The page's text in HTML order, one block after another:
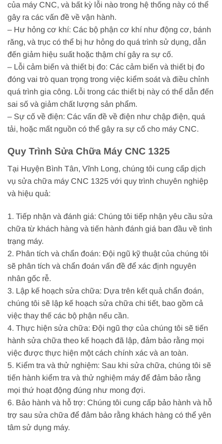
của máy CNC, và bất kỳ lỗi nào trong hệ thống này có thể
gây ra các vấn đề về vận hành.
– Hư hỏng cơ khí: Các bộ phận cơ khí như động cơ, bánh
răng, và trục có thể bị hư hỏng do quá trình sử dụng, dẫn
đến giảm hiệu suất hoặc thậm chí gây ra sự cố.
– Lỗi cảm biến và thiết bị đo: Các cảm biến và thiết bị đo
đóng vai trò quan trọng trong việc kiểm soát và điều chỉnh
quá trình gia công. Lỗi trong các thiết bị này có thể dẫn đến
sai số và giảm chất lượng sản phẩm.
– Sự cố về điện: Các vấn đề về điện như chập điện, quá
tải, hoặc mất nguồn có thể gây ra sự cố cho máy CNC.
Quy Trình Sửa Chữa Máy CNC 1325
Tại Huyện Bình Tân, Vĩnh Long, chúng tôi cung cấp dịch
vụ sửa chữa máy CNC 1325 với quy trình chuyên nghiệp
và hiệu quả:
1. Tiếp nhận và đánh giá: Chúng tôi tiếp nhận yêu cầu sửa
chữa từ khách hàng và tiến hành đánh giá ban đầu về tình
trạng máy.
2. Phân tích và chẩn đoán: Đội ngũ kỹ thuật của chúng tôi
sẽ phân tích và chẩn đoán vấn đề để xác định nguyên
nhân gốc rễ.
3. Lập kế hoạch sửa chữa: Dựa trên kết quả chẩn đoán,
chúng tôi sẽ lập kế hoạch sửa chữa chi tiết, bao gồm cả
việc thay thế các bộ phận nếu cần.
4. Thực hiện sửa chữa: Đội ngũ thợ của chúng tôi sẽ tiến
hành sửa chữa theo kế hoạch đã lập, đảm bảo rằng mọi
việc được thực hiện một cách chính xác và an toàn.
5. Kiểm tra và thử nghiệm: Sau khi sửa chữa, chúng tôi sẽ
tiến hành kiểm tra và thử nghiệm máy để đảm bảo rằng
mọi thứ hoạt động đúng như mong đợi.
6. Bảo hành và hỗ trợ: Chúng tôi cung cấp bảo hành và hỗ
trợ sau sửa chữa để đảm bảo rằng khách hàng có thể yên
tâm sử dụng máy.